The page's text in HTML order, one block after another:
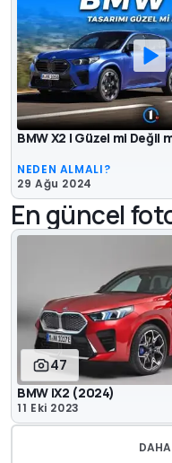
BMW X2 | Güzel mi Değil
NEDEN ALMALI?
29 Ağu 2024
En güncel
47
BMW iX2 (2024)
11 Eki 2023